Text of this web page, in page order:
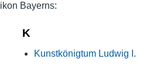
Bayerns:
K
Kunstkönigtum Ludwig I.